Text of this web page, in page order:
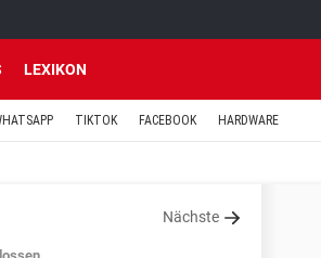
LEXIKON
TIKTOK FACEBOOK HARDWARE
Nächste